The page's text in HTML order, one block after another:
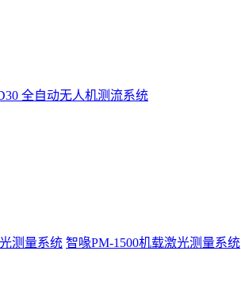
全自动无人机测流系统
测量系统 智喙PM-1500机载激光测量系统